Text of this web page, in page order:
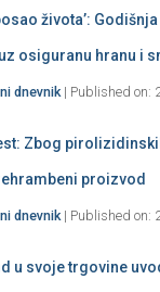
života’:
osiguranu hranu i
dnevnik Published on:
Zbog
proizvod
dnevnik Published on:
u svoje trgovine